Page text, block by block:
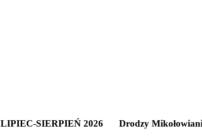
LIPIEC-SIERPIEŃ 2026 Drodzy